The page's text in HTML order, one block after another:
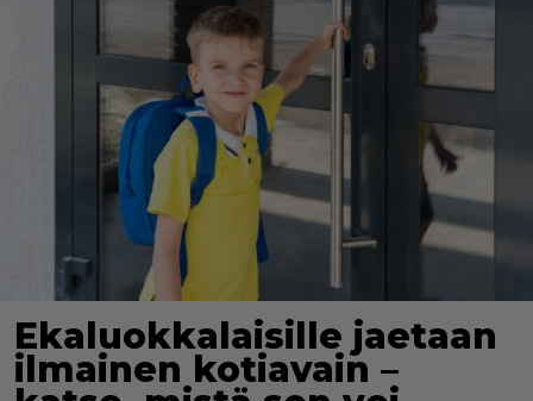
Ekaluokkalaisille jaetaan
ilmainen kotiavain –